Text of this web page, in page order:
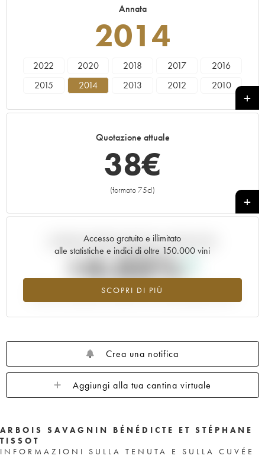
Annata
2014
2022 2020 2018 2017
2016
2015
2014 2013 2012
2010
Quotazione attuale
38€
(formato 75cl)
+
Accesso gratuito e illimitato
alle statistiche e indici di oltre 150.000 vini
SCOPRI DI PIÙ
Andamento della quotazione in tempo reale
+4.03%
Valore in aumento per l'annata 2014 nel 2026 rispetto al 2025
Crea una notifica
Aggiungi alla tua cantina virtuale
ARBOIS SAVAGNIN BÉNÉDICTE ET STÉPHANE
TISSOT
INFORMAZIONI SULLA TENUTA E SULLA CUVÉE